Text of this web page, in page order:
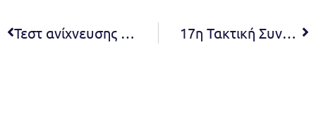
Τεστ ανίχνευσης Covid-19, το 30ό κατά σειρά στο Δήμο Πεντέλης – Παρασκευή 21 Οκτωβρίου 2022 – Πολιτιστικό Κέντρο Μελισσίων – 09:30 – 15:00 17η Τακτική Συνεδρίαση του Δημοτικού Συμβουλίου για το 2022 – 18.10.2022 – 19:30 (Video)